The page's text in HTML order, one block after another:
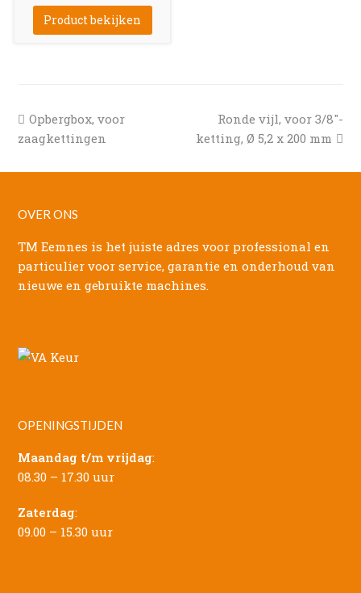
Product bekijken
previous
post:
Opbergbox, voor
zaagkettingen
next
post:
Ronde vijl, voor 3/8″-
ketting, Ø 5,2 x 200 mm
OVER ONS
TM Eemnes is het juiste adres voor professional en
particulier voor service, garantie en onderhoud van
nieuwe en gebruikte machines.
OPENINGSTIJDEN
Maandag t/m vrijdag:
08.30 – 17.30 uur
Zaterdag:
09.00 – 15.30 uur